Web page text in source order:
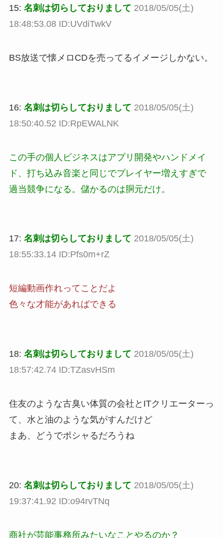
15: 名刺は切らしておりまして 2018/05/05(土)
18:48:53.08 ID:UVdiTwkV
BS放送で懐メロCDを売ってるイメージしかない。
16: 名刺は切らしておりまして 2018/05/05(土)
18:50:40.52 ID:RpEWALNK
この手の個人ビジネスはアプリ開発やハンドメイ
ド、打ち込み音楽と同じでプレイヤー増えすぎで
過当競争になる。儲かるのは胴元だけ。
17: 名刺は切らしておりまして 2018/05/05(土)
18:55:33.14 ID:Pfs0m+rZ
短編動画作れってことだよ
色々な才能があればできる
18: 名刺は切らしておりまして 2018/05/05(土)
18:57:42.74 ID:TZasvHSm
住友のような古臭い体質の会社とITクリエーターっ
て、水と油のような気がすんだけど
まあ、どうでポシャるだろうね
20: 名刺は切らしておりまして 2018/05/05(土)
19:37:41.92 ID:o94rvTNq
商社が芸能事務所みたいなことやるのか？